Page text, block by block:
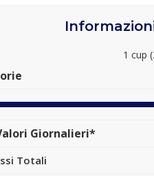
1 cup
Giornalieri*
Totali